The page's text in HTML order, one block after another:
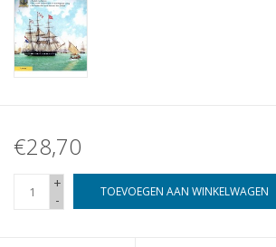
€28,70
+
-
TOEVOEGEN AAN WINKELWAGEN